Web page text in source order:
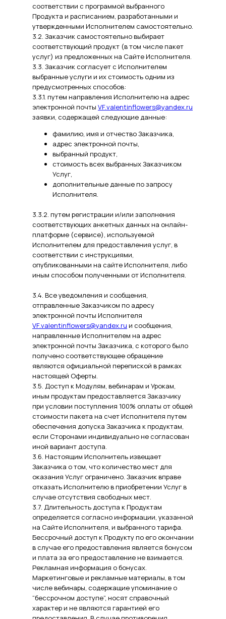
соответствии с программой выбранного
Продукта и расписанием, разработанными и
утвержденными Исполнителем самостоятельно.
3.2. Заказчик самостоятельно выбирает
соответствующий продукт (в том числе пакет
услуг) из предложенных на Сайте Исполнителя.
3.3. Заказчик согласует с Исполнителем
выбранные услуги и их стоимость одним из
предусмотренных способов:
3.3.1. путем направления Исполнителю на адрес
электронной почты VF.valentinflowers@yandex.ru
заявки, содержащей следующие данные:
фамилию, имя и отчество Заказчика,
адрес электронной почты,
выбранный продукт,
стоимость всех выбранных Заказчиком
Услуг,
дополнительные данные по запросу
Исполнителя.
3.3.2. путем регистрации и/или заполнения
соответствующих анкетных данных на онлайн-
платформе (сервисе), используемой
Исполнителем для предоставления услуг, в
соответствии с инструкциями,
опубликованными на сайте Исполнителя, либо
иным способом полученными от Исполнителя.
3.4. Все уведомления и сообщения,
отправленные Заказчиком по адресу
электронной почты Исполнителя
VF.valentinflowers@yandex.ru и сообщения,
направленные Исполнителем на адрес
электронной почты Заказчика, с которого было
получено соответствующее обращение
являются официальной перепиской в рамках
настоящей Оферты.
3.5. Доступ к Модулям, вебинарам и Урокам,
иным продуктам предоставляется Заказчику
при условии поступления 100% оплаты от общей
стоимости пакета на счет Исполнителя путем
обеспечения допуска Заказчика к продуктам,
если Сторонами индивидуально не согласован
иной вариант доступа.
3.6. Настоящим Исполнитель извещает
Заказчика о том, что количество мест для
оказания Услуг ограничено. Заказчик вправе
отказать Исполнителю в приобретении Услуг в
случае отсутствия свободных мест.
3.7. Длительность доступа к Продуктам
определяется согласно информации, указанной
на Сайте Исполнителя, и выбранного тарифа.
Бессрочный доступ к Продукту по его окончании
в случае его предоставления является бонусом
и плата за его предоставление не взимается.
Рекламная информация о бонусах.
Маркетинговые и рекламные материалы, в том
числе вебинары, содержащие упоминание о
“бессрочном доступе”, носят справочный
характер и не являются гарантией его